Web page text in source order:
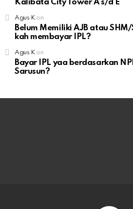
Kalibata City Tower A s/d E
Agus Kon
Belum Memiliki AJB atau
kah membayar IPL?
Agus Kon
Bayar IPL yaa berdasarkan
Sarusun?